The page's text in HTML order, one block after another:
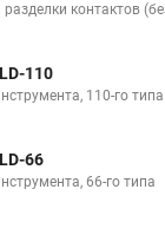
контактов
110
110-го типа
66
66-го типа